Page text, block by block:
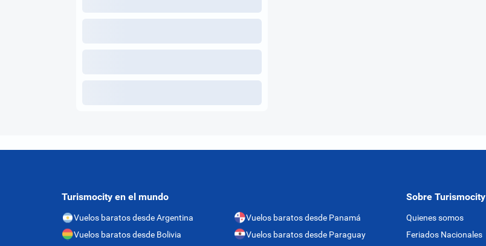
Turismocity en el mundo
Vuelos baratos desde Argentina
Vuelos baratos desde Bolivia
Vuelos baratos desde Panamá
Vuelos baratos desde Paraguay
Sobre Turismocity
Quienes somos
Feriados Nacionales